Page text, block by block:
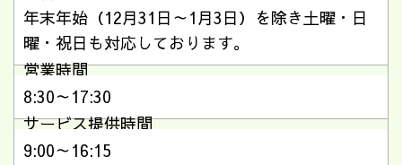
年末年始（12月31日～1月3日）を除き土曜・日
曜・祝日も対応しております。
営業時間
8:30～17:30
サービス提供時間
9:00～16:15